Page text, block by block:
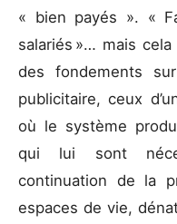
« bien payés ». «
salariés »… mais
des fondements
publicitaire, ceux
où le système
qui lui sont
continuation de la
espaces de vie,